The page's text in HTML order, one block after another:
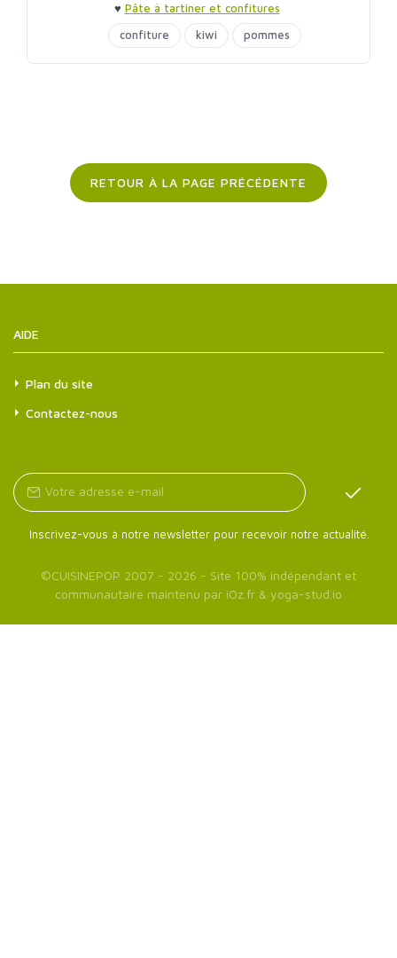
♥ Pâte à tartiner et confitures
confiture
kiwi pommes
RETOUR À LA PAGE PRÉCÉDENTE
AIDE
Plan du site
Contactez-nous
Inscrivez-vous à notre newsletter pour recevoir notre actualité.
©CUISINEPOP 2007 - 2026 - Site 100% indépendant et
communautaire maintenu par iOz.fr & yoga-stud.io